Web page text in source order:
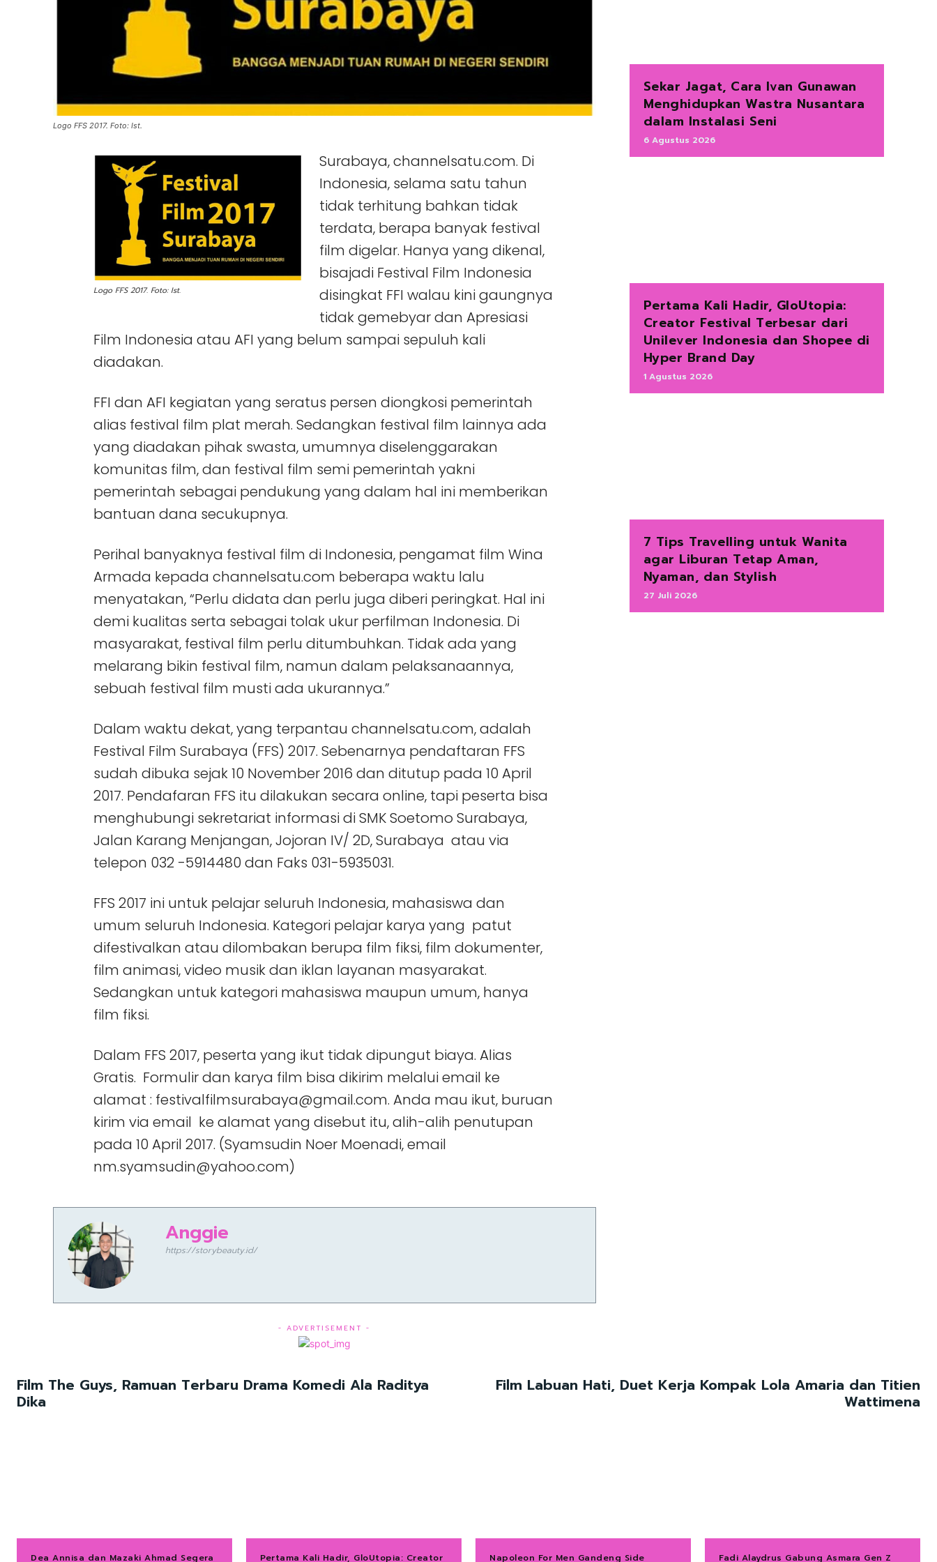
Logo FFS 2017. Foto: Ist.
Logo FFS 2017. Foto: Ist.
Surabaya, channelsatu.com. Di
Indonesia, selama satu tahun
tidak terhitung bahkan tidak
terdata, berapa banyak festival
film digelar. Hanya yang dikenal,
bisajadi Festival Film Indonesia
disingkat FFI walau kini gaungnya
tidak gemebyar dan Apresiasi
Film Indonesia atau AFI yang belum sampai sepuluh kali
diadakan.
FFI dan AFI kegiatan yang seratus persen diongkosi pemerintah
alias festival film plat merah. Sedangkan festival film lainnya ada
yang diadakan pihak swasta, umumnya diselenggarakan
komunitas film, dan festival film semi pemerintah yakni
pemerintah sebagai pendukung yang dalam hal ini memberikan
bantuan dana secukupnya.
Perihal banyaknya festival film di Indonesia, pengamat film Wina
Armada kepada channelsatu.com beberapa waktu lalu
menyatakan, “Perlu didata dan perlu juga diberi peringkat. Hal ini
demi kualitas serta sebagai tolak ukur perfilman Indonesia. Di
masyarakat, festival film perlu ditumbuhkan. Tidak ada yang
melarang bikin festival film, namun dalam pelaksanaannya,
sebuah festival film musti ada ukurannya.”
Dalam waktu dekat, yang terpantau channelsatu.com, adalah
Festival Film Surabaya (FFS) 2017. Sebenarnya pendaftaran FFS
sudah dibuka sejak 10 November 2016 dan ditutup pada 10 April
2017. Pendafaran FFS itu dilakukan secara online, tapi peserta bisa
menghubungi sekretariat informasi di SMK Soetomo Surabaya,
Jalan Karang Menjangan, Jojoran IV/ 2D, Surabaya atau via
telepon 032 -5914480 dan Faks 031-5935031.
FFS 2017 ini untuk pelajar seluruh Indonesia, mahasiswa dan
umum seluruh Indonesia. Kategori pelajar karya yang patut
difestivalkan atau dilombakan berupa film fiksi, film dokumenter,
film animasi, video musik dan iklan layanan masyarakat.
Sedangkan untuk kategori mahasiswa maupun umum, hanya
film fiksi.
Dalam FFS 2017, peserta yang ikut tidak dipungut biaya. Alias
Gratis. Formulir dan karya film bisa dikirim melalui email ke
alamat : festivalfilmsurabaya@gmail.com. Anda mau ikut, buruan
kirim via email ke alamat yang disebut itu, alih-alih penutupan
pada 10 April 2017. (Syamsudin Noer Moenadi, email
nm.syamsudin@yahoo.com)
Anggie
https://storybeauty.id/
- ADVERTISEMENT -
Sekar Jagat, Cara Ivan Gunawan
Menghidupkan Wastra Nusantara
dalam Instalasi Seni
6 Agustus 2026
Pertama Kali Hadir, GloUtopia:
Creator Festival Terbesar dari
Unilever Indonesia dan Shopee di
Hyper Brand Day
1 Agustus 2026
7 Tips Travelling untuk Wanita
agar Liburan Tetap Aman,
Nyaman, dan Stylish
27 Juli 2026
Film The Guys, Ramuan Terbaru Drama Komedi Ala Raditya
Dika
Film Labuan Hati, Duet Kerja Kompak Lola Amaria dan Titien
Wattimena
Dea Annisa dan Mazaki Ahmad Segera Pertama Kali Hadir, GloUtopia: Creator Napoleon For Men Gandeng Side Fadi Alaydrus Gabung Asmara Gen Z